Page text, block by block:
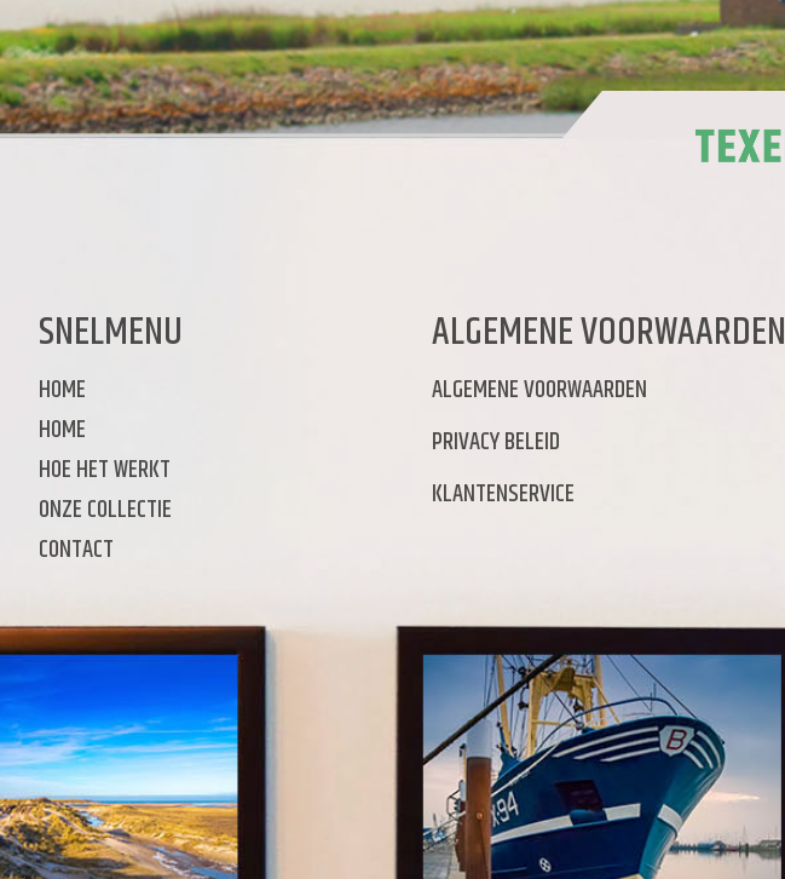
SNELMENU
HOME
HOME
HOE HET WERKT
ONZE COLLECTIE
CONTACT
ALGEMENE VOORWAARDEN
ALGEMENE VOORWAARDEN
PRIVACY BELEID
KLANTENSERVICE